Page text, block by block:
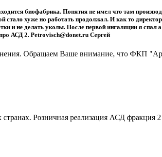
биофабрика. Понятия не имел что там
стало хуже но работать продолжал. И как то
и не делать уколы. После первой ингаляции я
АСД 2. Petrovisch@donet.ru Сергей
Обращаем Ваше внимание, что ФКП
Розничная реализация АСД фракция